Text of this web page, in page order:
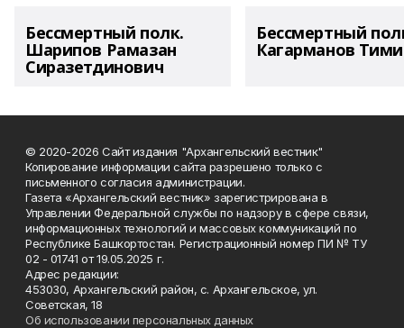
Бессмертный полк.
Шарипов Рамазан
Сиразетдинович
Бессмертный
Кагарманов
© 2020-2026 Сайт издания "Архангельский вестник"
Копирование информации сайта разрешено только с
письменного согласия администрации.
Газета «Архангельский вестник» зарегистрирована в
Управлении Федеральной службы по надзору в сфере связи,
информационных технологий и массовых коммуникаций по
Республике Башкортостан. Регистрационный номер ПИ № ТУ
02 - 01741 от 19.05.2025 г.
Адрес редакции:
453030, Архангельский район, с. Архангельское, ул.
Советская, 18
Об использовании персональных данных